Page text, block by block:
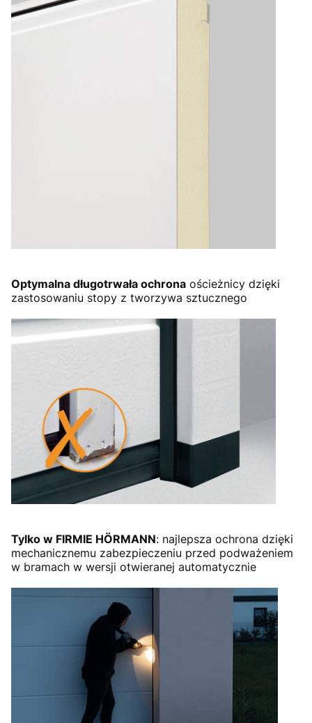
Optymalna długotrwała ochrona ościeżnicy dzięki
zastosowaniu stopy z tworzywa sztucznego
Tylko w FIRMIE HÖRMANN: najlepsza ochrona dzięki
mechanicznemu zabezpieczeniu przed podważeniem
w bramach w wersji otwieranej automatycznie